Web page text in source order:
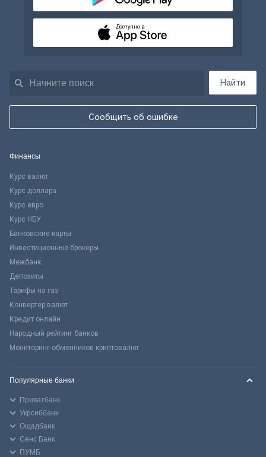
Найти
Сообщить об ошибке
Доступно в
Финансы
Курс валют
Курс доллара
Курс евро
Курс НБУ
Банковские карты
Инвестиционные брокеры
Межбанк
Депозиты
Тарифы на газ
Конвертер валют
Кредит онлайн
Народный рейтинг банков
Мониторинг обменников криптовалют
Популярные банки
Приватбанк
Укрсиббанк
Ощадбанк
Сенс Банк
ПУМБ